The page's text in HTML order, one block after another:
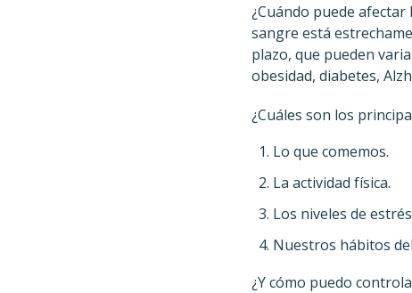
¿Cuándo puede afectar
sangre está
plazo, que pueden
obesidad, diabetes,
¿Cuáles son los
Lo que comemos.
La actividad física.
Los niveles de
Nuestros hábitos
¿Y cómo puedo